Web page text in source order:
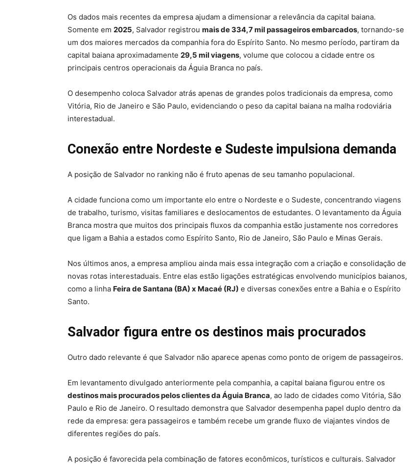
Os dados mais recentes da empresa ajudam a dimensionar a relevância da capital baiana.
Somente em 2025, Salvador registrou mais de 334,7 mil passageiros embarcados, tornando-se
um dos maiores mercados da companhia fora do Espírito Santo. No mesmo período, partiram da
capital baiana aproximadamente 29,5 mil viagens, volume que colocou a cidade entre os
principais centros operacionais da Águia Branca no país.
O desempenho coloca Salvador atrás apenas de grandes polos tradicionais da empresa, como
Vitória, Rio de Janeiro e São Paulo, evidenciando o peso da capital baiana na malha rodoviária
interestadual.
Conexão entre Nordeste e Sudeste impulsiona demanda
A posição de Salvador no ranking não é fruto apenas de seu tamanho populacional.
A cidade funciona como um importante elo entre o Nordeste e o Sudeste, concentrando viagens
de trabalho, turismo, visitas familiares e deslocamentos de estudantes. O levantamento da Águia
Branca mostra que muitos dos principais fluxos da companhia estão justamente nos corredores
que ligam a Bahia a estados como Espírito Santo, Rio de Janeiro, São Paulo e Minas Gerais.
Nos últimos anos, a empresa ampliou ainda mais essa integração com a criação e consolidação de
novas rotas interestaduais. Entre elas estão ligações estratégicas envolvendo municípios baianos,
como a linha Feira de Santana (BA) x Macaé (RJ) e diversas conexões entre a Bahia e o Espírito
Santo.
Salvador figura entre os destinos mais procurados
Outro dado relevante é que Salvador não aparece apenas como ponto de origem de passageiros.
Em levantamento divulgado anteriormente pela companhia, a capital baiana figurou entre os
destinos mais procurados pelos clientes da Águia Branca, ao lado de cidades como Vitória, São
Paulo e Rio de Janeiro. O resultado demonstra que Salvador desempenha papel duplo dentro da
rede da empresa: gera passageiros e também recebe um grande fluxo de viajantes vindos de
diferentes regiões do país.
A posição é favorecida pela combinação de fatores econômicos, turísticos e culturais. Salvador